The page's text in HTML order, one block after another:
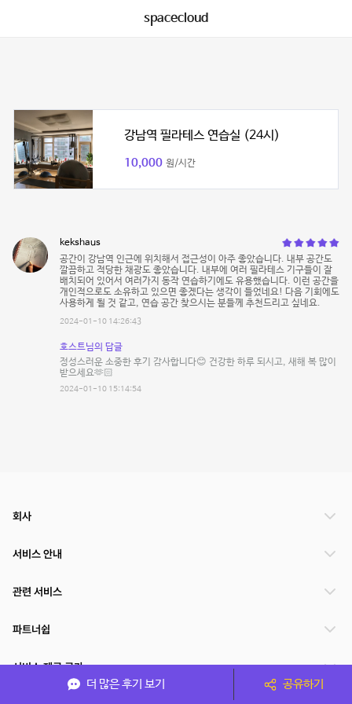
spacecloud
강남역 필라테스 연습실 (24시)
10,000 원/시간
kekshaus
공간이 강남역 인근에 위치해서 접근성이 아주 좋았습니다. 내부 공간도
깔끔하고 적당한 채광도 좋았습니다. 내부에 여러 필라테스 기구들이 잘
배치되어 있어서 여러가지 동작 연습하기에도 유용했습니다. 이런 공간을
개인적으로도 소유하고 있으면 좋겠다는 생각이 들었네요! 다음 기회에도
사용하게 될 것 같고, 연습 공간 찾으시는 분들께 추천드리고 싶네요.
2024-01-10 14:26:43
호스트님의 답글
정성스러운 소중한 후기 감사합니다😊 건강한 하루 되시고, 새해 복 많이
받으세요🫶🏻
2024-01-10 15:14:54
더 많은 후기 보기 공유하기
회사
서비스 안내
관련 서비스
파트너쉽
서비스 제공 국가